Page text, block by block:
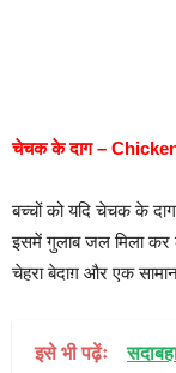
चेचक के दाग –
बच्चों को यदि चेचक के
इसमें गुलाब जल मिला कर
चेहरा बेदाग़ और एक
इसे भी पढ़ेंः